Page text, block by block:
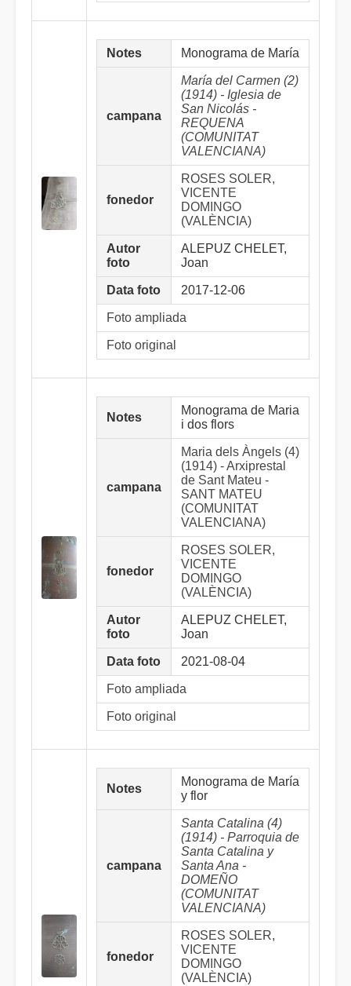
Notes Monograma de María
campana
María del Carmen (2)
(1914) - Iglesia de
San Nicolás -
REQUENA
(COMUNITAT
VALENCIANA)
fonedor
ROSES SOLER,
VICENTE
DOMINGO
(VALÈNCIA)
Autor
foto
ALEPUZ CHELET,
Joan
Data foto 2017-12-06
Foto ampliada
Foto original
Notes
Monograma de Maria
i dos flors
campana
Maria dels Àngels (4)
(1914) - Arxiprestal
de Sant Mateu -
SANT MATEU
(COMUNITAT
VALENCIANA)
fonedor
ROSES SOLER,
VICENTE
DOMINGO
(VALÈNCIA)
Autor
foto
ALEPUZ CHELET,
Joan
Data foto 2021-08-04
Foto ampliada
Foto original
Notes
Monograma de María
y flor
campana
Santa Catalina (4)
(1914) - Parroquia de
Santa Catalina y
Santa Ana -
DOMEÑO
(COMUNITAT
VALENCIANA)
fonedor
ROSES SOLER,
VICENTE
DOMINGO
(VALÈNCIA)